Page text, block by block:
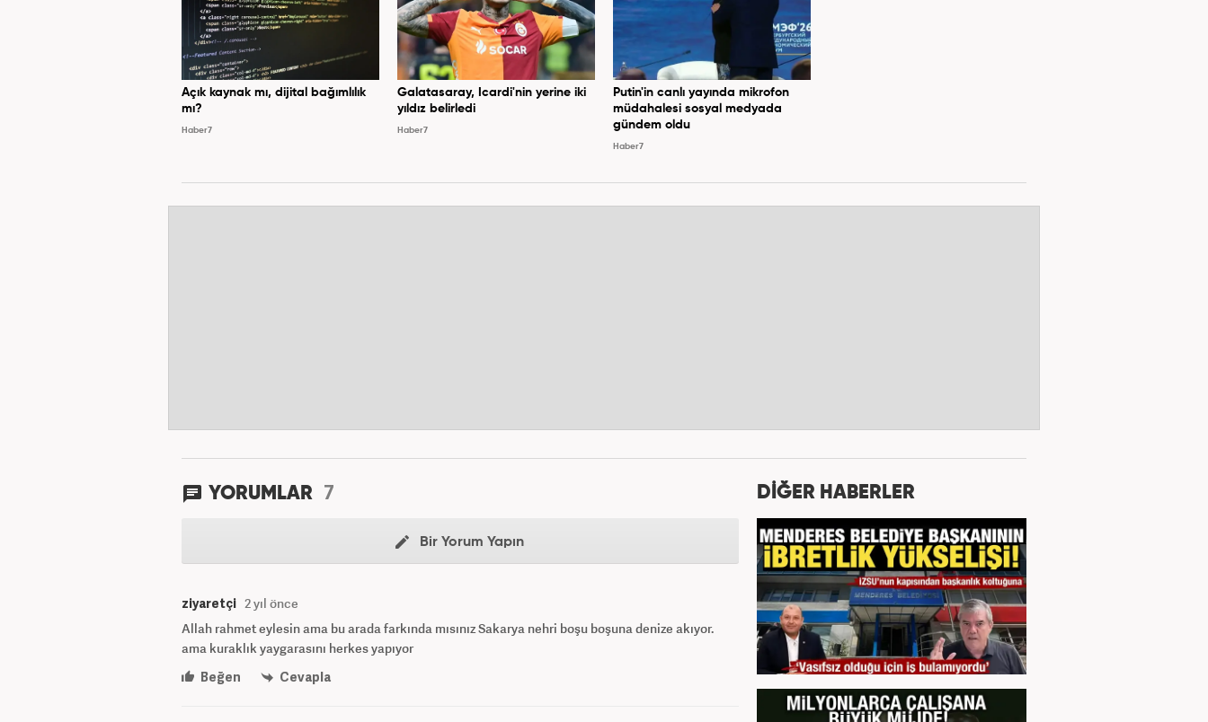
Açık kaynak mı, dijital bağımlılık
mı?
Haber7
Galatasaray, Icardi'nin yerine iki
yıldız belirledi
Haber7
Putin'in canlı yayında mikrofon
müdahalesi sosyal medyada
gündem oldu
Haber7
YORUMLAR 7
Bir Yorum Yapın
ziyaretçi 2 yıl önce
Allah rahmet eylesin ama bu arada farkında mısınız Sakarya nehri boşu boşuna denize akıyor.
ama kuraklık yaygarasını herkes yapıyor
Beğen
Cevapla
DİĞER HABERLER